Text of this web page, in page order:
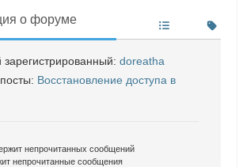
о форуме
зарегистрированный:doreatha
Восстановление доступа в
непрочитанных сообщений
непрочитанные сообщения